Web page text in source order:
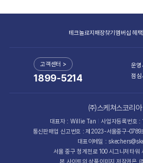
㈜스케쳐스코리아
대표자 : Willie Tan 사업자등록번호 :
통신판매업 신고번호 : 제2023-서울중구-0789
대표이메일 :
서울 중구 청계천로 100 시그니처타
본 사이트의 상품이미지 저작권은
테크놀로지매장찾기멤버십 혜택
고객센터 >
1899-5214
운영
점심